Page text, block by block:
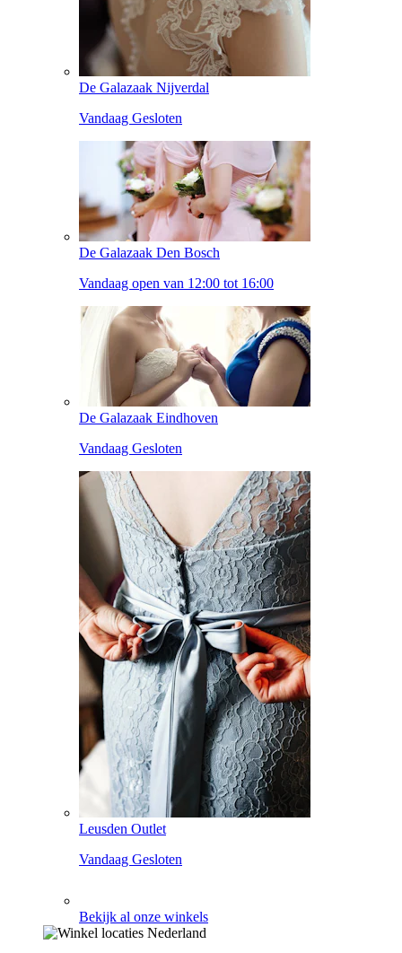
De Galazaak Nijverdal
Vandaag Gesloten
De Galazaak Den Bosch
Vandaag open van 12:00 tot 16:00
De Galazaak Eindhoven
Vandaag Gesloten
Leusden Outlet
Vandaag Gesloten
Bekijk al onze winkels